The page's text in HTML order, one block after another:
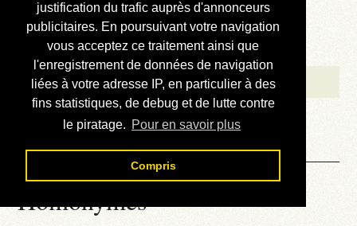
justification du trafic auprès d'annonceurs
publicitaires. En poursuivant votre navigation
vous acceptez ce traitement ainsi que
l'enregistrement de données de navigation
liées à votre adresse IP, en particulier à des
fins statistiques, de debug et de lutte contre
le piratage. Pour en savoir plus
Compris
Divers (et d’été)
Annonces
Liens externes
Téléchargement
Contact
Homonymes